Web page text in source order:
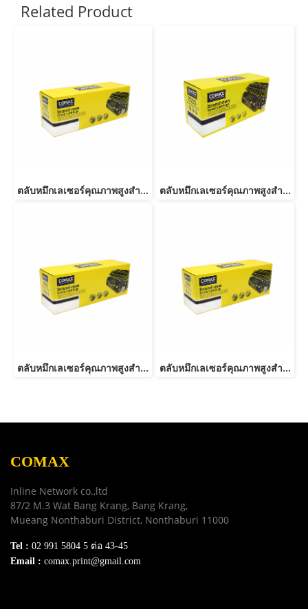
Related Product
ตลับหมึกเลเซอร์คุณภาพสูงสำหรับ Canon รุ่น 054 BK ตลับหมึกเลเซอร์คุณภาพสูงสำหรับ Canon รุ่น Drum 029
ตลับหมึกเลเซอร์คุณภาพสูงสำหรับ Canon รุ่น 054 Y ตลับหมึกเลเซอร์คุณภาพสูงสำหรับ Canon รุ่น 054 C
COMAX
Inline Network co.,ltd
87/2 M.3 Wat Bang Krang, Bang Krang,
Mueang Nonthaburi District, Nonthaburi 11000
Tel : 02 991 5804 5 ต่อ 43-45
Email : comax.print@gmail.com